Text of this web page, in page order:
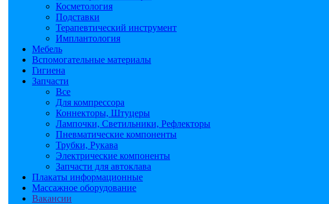
Косметология
Подставки
Терапевтический инструмент
Имплантология
Мебель
Вспомогательные материалы
Гигиена
Запчасти
Все
Для компрессора
Коннекторы, Штуцеры
Лампочки, Светильники, Рефлекторы
Пневматические компоненты
Трубки, Рукава
Электрические компоненты
Запчасти для автоклава
Плакаты информационные
Массажное оборудование
Вакансии